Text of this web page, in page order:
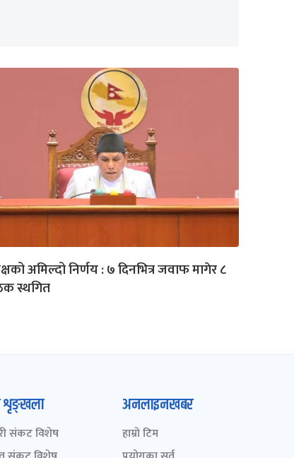
अमिल्दो निर्णय : ७ दिनभित्र जवाफ मागेर ८
स्थगित
शृङ्खला
संकट विशेष
अनलाइनखबर
हाम्रो टिम